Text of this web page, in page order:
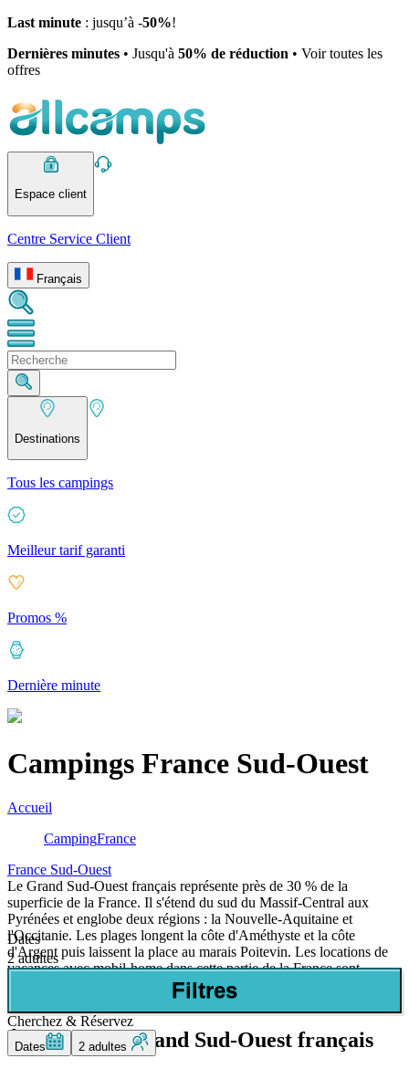
Last minute : jusqu’à -50%!
Dernières minutes • Jusqu'à 50% de réduction • Voir toutes les
offres
Espace client
Centre Service Client
Français
Destinations
Tous les campings
Meilleur tarif garanti
Promos %
Dernière minute
Campings France Sud-Ouest
Accueil
CampingFrance
France Sud-Ouest
Le Grand Sud-Ouest français représente près de 30 % de la
superficie de la France. Il s'étend du sud du Massif-Central aux
Pyrénées et englobe deux régions : la Nouvelle-Aquitaine et
l'Occitanie. Les plages longent la côte d'Améthyste et la côte
d'Argent puis laissent la place au marais Poitevin. Les locations de
vacances avec mobil-home dans cette partie de la France sont
idéales pour un week-end comme pour un long séjour. Allcamps
vous recommande les meilleurs sites de camping.
À propos du Grand Sud-Ouest français
Dates
2 adultes
Filtres
Cherchez & Réservez
Dates 2 adultes